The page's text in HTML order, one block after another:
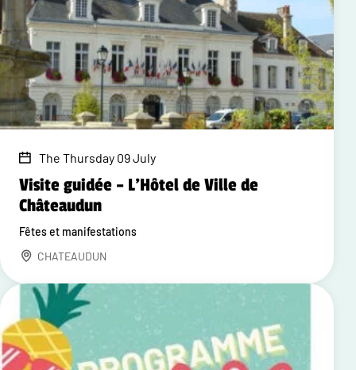
The Thursday 09 July
Visite guidée – L'Hôtel de Ville de
Châteaudun
Fêtes et manifestations
CHATEAUDUN